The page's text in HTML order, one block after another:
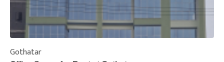
Gothatar